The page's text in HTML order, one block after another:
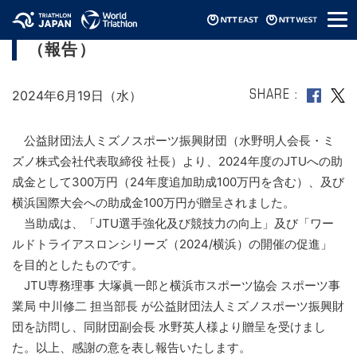
メ
ニ
ミズノスポーツ振興財団助成金の贈呈
（報告）
2024年6月19日（水） SHARE
公益財団法人ミズノスポーツ振興財団（水野明人会長・ミ
ズノ株式会社代表取締役 社長）より、2024年度のJTUへの助
成金として300万円（24年度追加助成100万円を含む）、及び
横浜国際大会への助成金100万円が贈呈されました。
当助成は、「JTU選手強化及び競技力の向上」及び「ワー
ルドトライアスロンシリーズ（2024/横浜）の開催の促進」
を目的としたものです。
JTU専務理事 大塚眞一郎と横浜市スポーツ協会 スポーツ事
業局 中川修二 担当部長 が公益財団法人ミズノスポーツ振興財
団を訪問し、同財団副会長 水野英人様より贈呈を受けまし
た。以上、感謝の意を表し報告いたします。